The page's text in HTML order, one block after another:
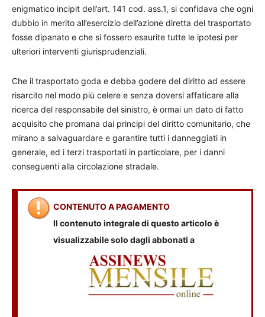
enigmatico incipit dell’art. 141 cod. ass.1, si confidava che ogni
dubbio in merito all’esercizio dell’azione diretta del trasportato
fosse dipanato e che si fossero esaurite tutte le ipotesi per
ulteriori interventi giurisprudenziali.
Che il trasportato goda e debba godere del diritto ad essere
risarcito nel modo più celere e senza doversi affaticare alla
ricerca del responsabile del sinistro, è ormai un dato di fatto
acquisito che promana dai principi del diritto comunitario, che
mirano a salvaguardare e garantire tutti i danneggiati in
generale, ed i terzi trasportati in particolare, per i danni
conseguenti alla circolazione stradale.
CONTENUTO A PAGAMENTO
Il contenuto integrale di questo articolo è
visualizzabile solo dagli abbonati a